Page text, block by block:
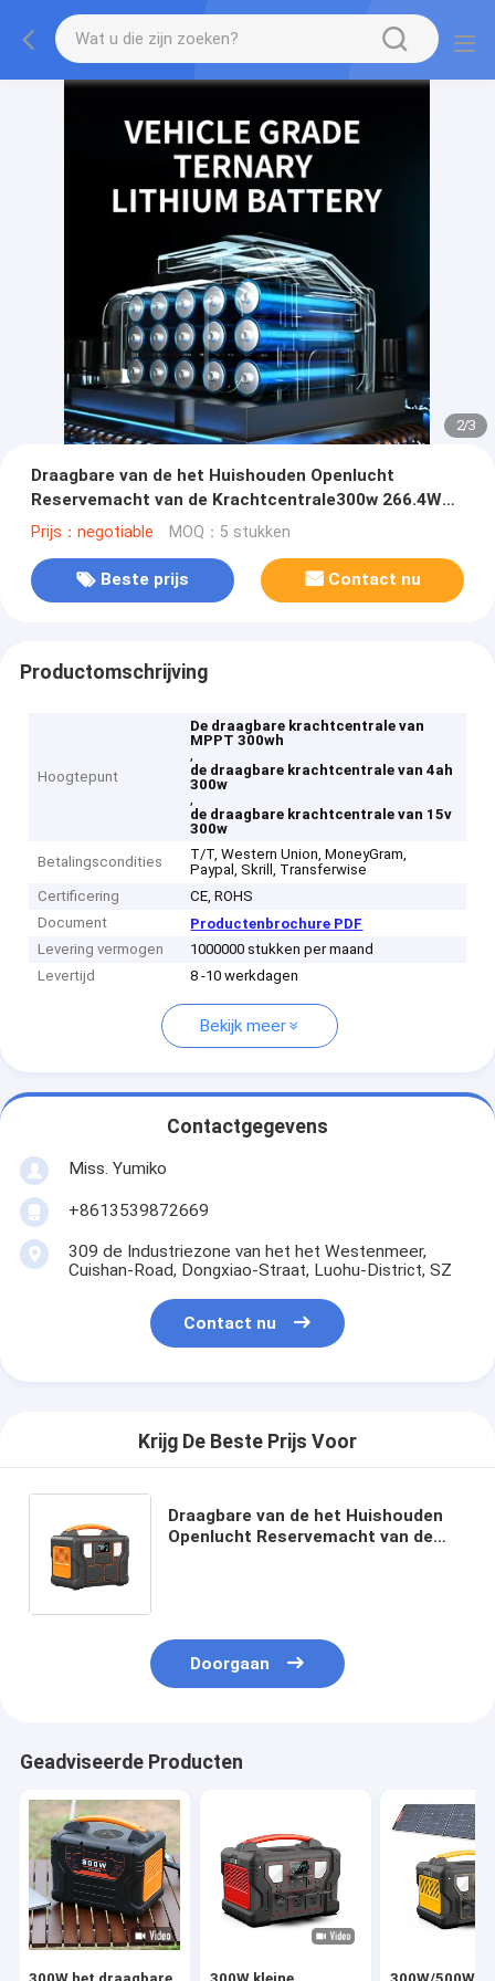
2/3
Draagbare van de het Huishouden Openlucht
Reservemacht van de Krachtcentrale300w 266.4Wh
Batterij AC /DC/ Output Voor dubbel gebruik
Prijs：negotiable MOQ：5 stukken
Beste prijs Contact nu
Productomschrijving
Hoogtepunt
De draagbare krachtcentrale van
MPPT 300wh
,
de draagbare krachtcentrale van 4ah
300w
,
de draagbare krachtcentrale van 15v
300w
Betalingscondities
T/T, Western Union, MoneyGram,
Paypal, Skrill, Transferwise
Certificering
CE, ROHS
Document
Productenbrochure PDF
Levering vermogen
1000000 stukken per maand
Levertijd
8 -10 werkdagen
Bekijk meer
Contactgegevens
Miss. Yumiko
+8613539872669
309 de Industriezone van het het Westenmeer,
Cuishan-Road, Dongxiao-Straat, Luohu-District, SZ
Contact nu
Krijg De Beste Prijs Voor
Draagbare van de het Huishouden
Openlucht Reservemacht van de
Doorgaan
Geadviseerde Producten